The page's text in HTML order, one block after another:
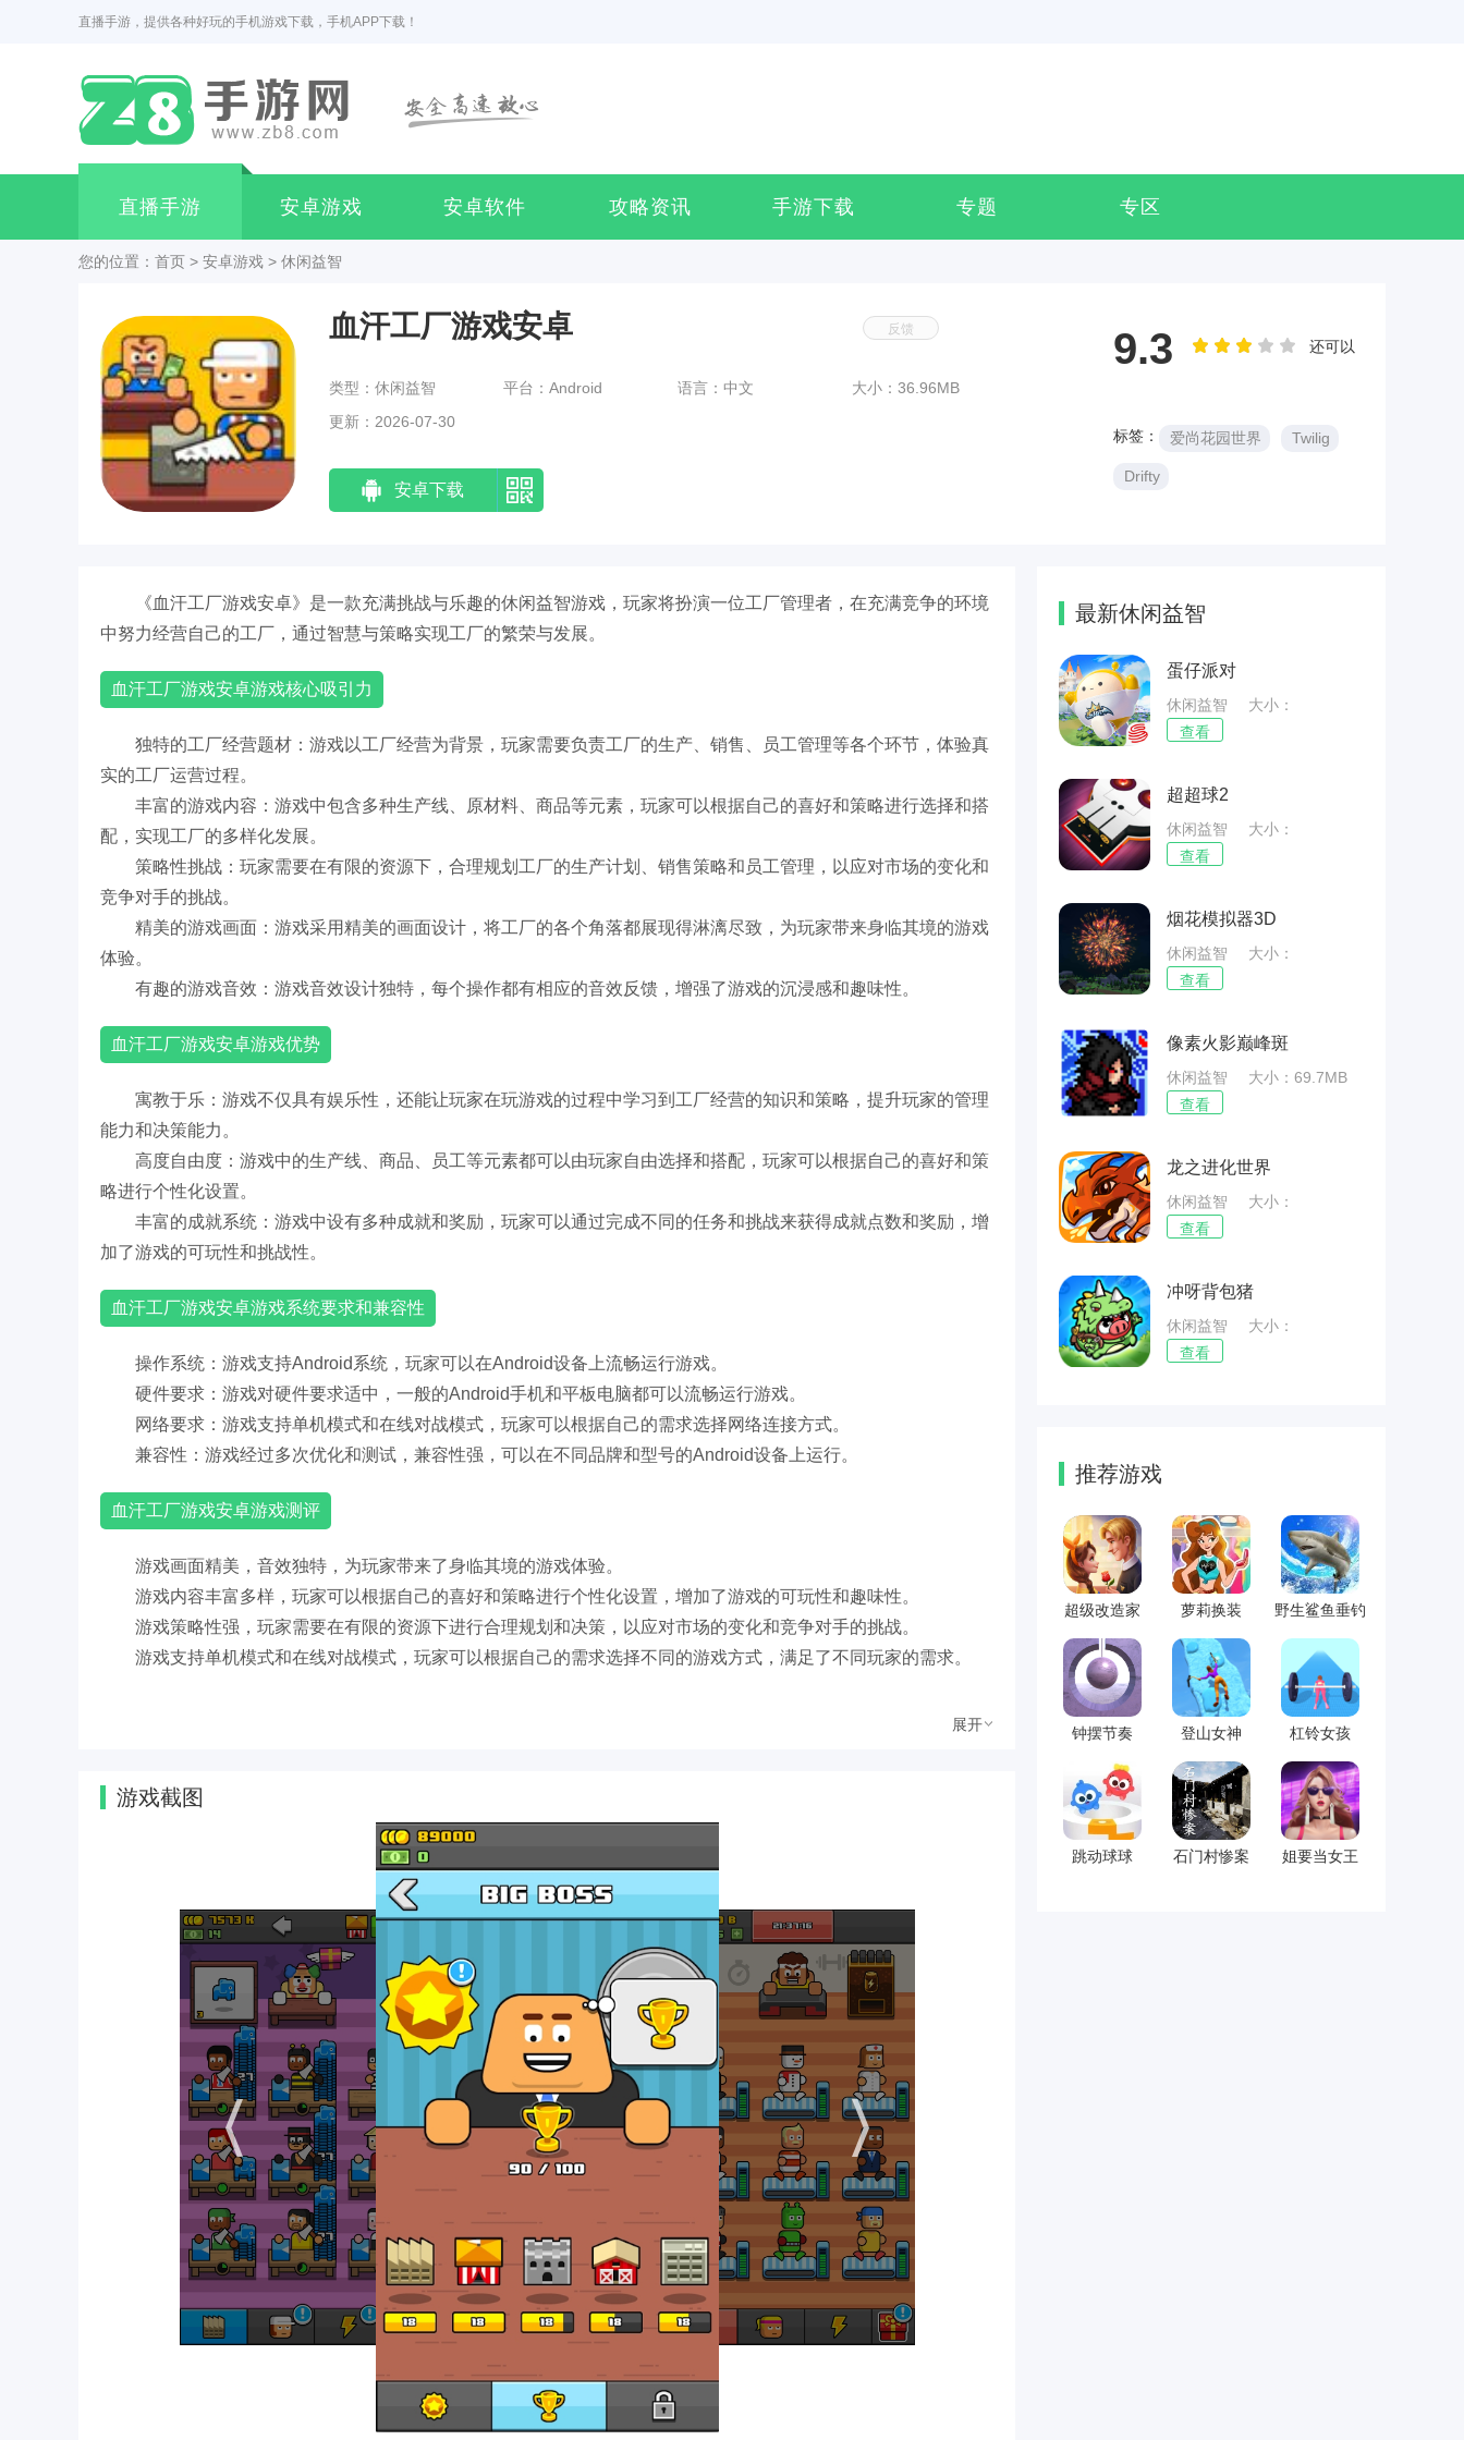
直播手游，提供各种好玩的手机游戏下载，手机APP下载！
直播手游 安卓游戏 安卓软件 攻略资讯 手游下载 专题 专区
您的位置： 首页 > 安卓游戏 > 休闲益智
类型：休闲益智 平台：Android 语言：中文
大小：36.96MB
更新：2026-07-30
安卓下载
还可以
9.3
标签： 爱尚花园世界 Twilig
Drifty
血汗工厂游戏安卓
《血汗工厂游戏安卓》是一款充满挑战与乐趣的休闲益智游戏，玩家将扮演一位工厂管理者，在充满竞争的环境
中努力经营自己的工厂，通过智慧与策略实现工厂的繁荣与发展。
血汗工厂游戏安卓游戏核心吸引力
独特的工厂经营题材：游戏以工厂经营为背景，玩家需要负责工厂的生产、销售、员工管理等各个环节，体验真
实的工厂运营过程。
丰富的游戏内容：游戏中包含多种生产线、原材料、商品等元素，玩家可以根据自己的喜好和策略进行选择和搭
配，实现工厂的多样化发展。
策略性挑战：玩家需要在有限的资源下，合理规划工厂的生产计划、销售策略和员工管理，以应对市场的变化和
竞争对手的挑战。
精美的游戏画面：游戏采用精美的画面设计，将工厂的各个角落都展现得淋漓尽致，为玩家带来身临其境的游戏
体验。
有趣的游戏音效：游戏音效设计独特，每个操作都有相应的音效反馈，增强了游戏的沉浸感和趣味性。
血汗工厂游戏安卓游戏优势
寓教于乐：游戏不仅具有娱乐性，还能让玩家在玩游戏的过程中学习到工厂经营的知识和策略，提升玩家的管理
能力和决策能力。
高度自由度：游戏中的生产线、商品、员工等元素都可以由玩家自由选择和搭配，玩家可以根据自己的喜好和策
略进行个性化设置。
丰富的成就系统：游戏中设有多种成就和奖励，玩家可以通过完成不同的任务和挑战来获得成就点数和奖励，增
加了游戏的可玩性和挑战性。
血汗工厂游戏安卓游戏系统要求和兼容性
操作系统：游戏支持Android系统，玩家可以在Android设备上流畅运行游戏。
硬件要求：游戏对硬件要求适中，一般的Android手机和平板电脑都可以流畅运行游戏。
网络要求：游戏支持单机模式和在线对战模式，玩家可以根据自己的需求选择网络连接方式。
兼容性：游戏经过多次优化和测试，兼容性强，可以在不同品牌和型号的Android设备上运行。
血汗工厂游戏安卓游戏测评
游戏画面精美，音效独特，为玩家带来了身临其境的游戏体验。
游戏内容丰富多样，玩家可以根据自己的喜好和策略进行个性化设置，增加了游戏的可玩性和趣味性。
游戏策略性强，玩家需要在有限的资源下进行合理规划和决策，以应对市场的变化和竞争对手的挑战。
游戏支持单机模式和在线对战模式，玩家可以根据自己的需求选择不同的游戏方式，满足了不同玩家的需求。
展开
游戏截图
最新休闲益智
蛋仔派对
休闲益智
大小：
75.43MB
查看
超超球2
休闲益智
大小：
68.57MB
查看
烟花模拟器3D
休闲益智
大小：
38.95MB
查看
像素火影巅峰斑
休闲益智
大小：69.7MB
查看
龙之进化世界
休闲益智
大小：
52.58MB
查看
冲呀背包猪
休闲益智
大小：
45.13MB
查看
推荐游戏
超级改造家 萝莉换装 野生鲨鱼垂钓
钟摆节奏 登山女神 杠铃女孩
跳动球球 石门村惨案 姐要当女王
反馈